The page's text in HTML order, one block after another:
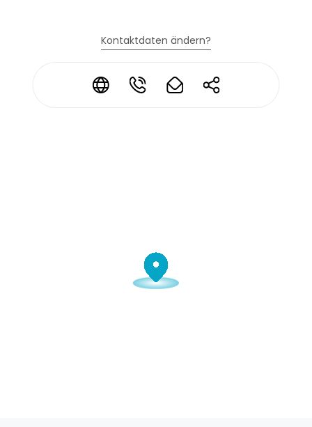
* * * *
Kontaktdaten ändern?